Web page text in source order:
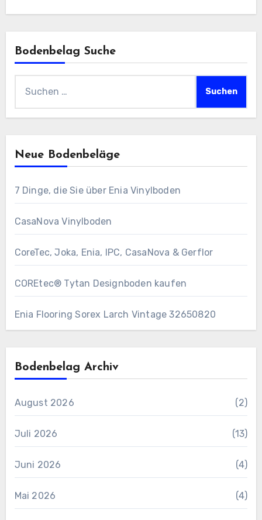
Bodenbelag Suche
nach:
Neue Bodenbeläge
7 Dinge, die Sie über Enia Vinylboden
CasaNova Vinylboden
CoreTec, Joka, Enia, IPC, CasaNova & Gerflor
COREtec® Tytan Designboden kaufen
Enia Flooring Sorex ​Larch Vintage 32650820
Bodenbelag Archiv
August 2026 (2)
Juli 2026 (13)
Juni 2026 (4)
Mai 2026 (4)